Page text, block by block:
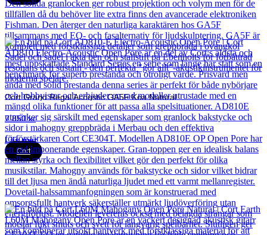
Cort Grand Regal Acoustic GA5F Koa Natural
7 850kr
Läs mer
Cort